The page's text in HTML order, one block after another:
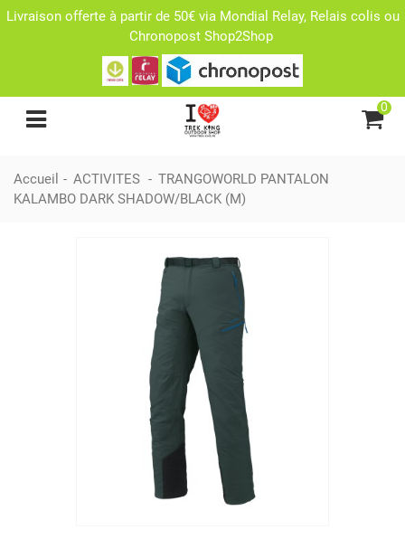
Livraison offerte à partir de 50€ via Mondial Relay, Relais colis ou
Chronopost Shop2Shop
0
Accueil - ACTIVITES - TRANGOWORLD PANTALON
KALAMBO DARK SHADOW/BLACK (M)